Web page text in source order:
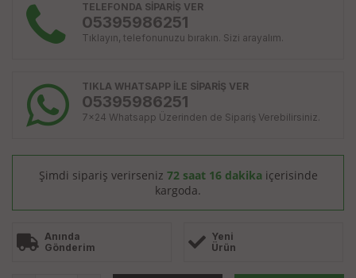
TELEFONDA SİPARİŞ VER
05395986251
Tıklayın, telefonunuzu bırakın. Sizi arayalım.
TIKLA WHATSAPP İLE SİPARİŞ VER
05395986251
7x24 Whatsapp Üzerinden de Sipariş Verebilirsiniz.
Şimdi sipariş verirseniz 72 saat 16 dakika içerisinde
kargoda.
Anında
Gönderim
Yeni
Ürün